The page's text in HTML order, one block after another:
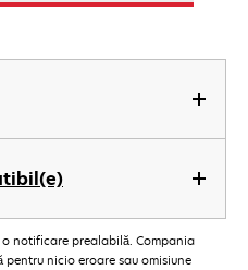
notificare prealabilă. Compania
nicio eroare sau omisiune